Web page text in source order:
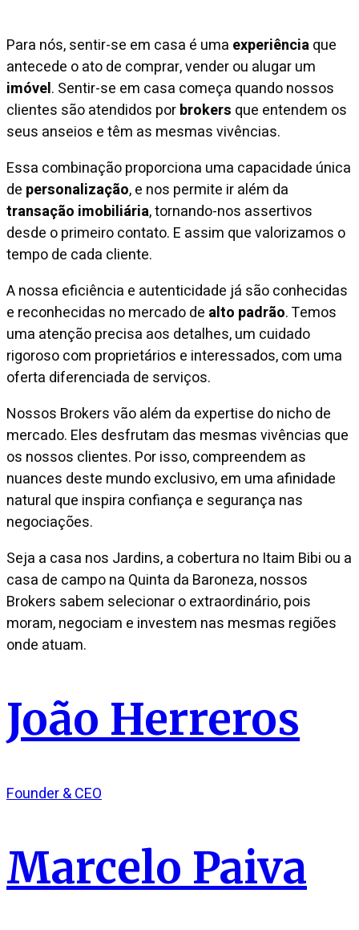
Para nós, sentir-se em casa é uma experiênciaque
antecede o ato de comprar, vender ou alugar um
imóvel. Sentir-se em casa começa quando nossos
clientes são atendidos porbrokers que entendem os
seus anseios e têm as mesmas vivências.
Essa combinação proporciona uma capacidade única
de personalização, e nos permite ir além da
transação imobiliária, tornando-nos assertivos
desde o primeiro contato. E assim que valorizamos o
tempo de cada cliente.
A nossa eficiência e autenticidade já são conhecidas
e reconhecidas no mercado de alto padrão. Temos
uma atenção precisa aos detalhes, um cuidado
rigoroso com proprietários e interessados, com uma
oferta diferenciada de serviços.
Nossos Brokers vão além da expertise do nicho de
mercado. Eles desfrutam das mesmas vivências que
os nossos clientes. Por isso, compreendem as
nuances deste mundo exclusivo, em uma afinidade
natural que inspira confiança e segurança nas
negociações.
Seja a casa nos Jardins, a cobertura no Itaim Bibi ou a
casa de campo na Quinta da Baroneza, nossos
Brokers sabem selecionar o extraordinário, pois
moram, negociam e investem nas mesmas regiões
onde atuam.
João Herreros
Founder & CEO
Marcelo Paiva